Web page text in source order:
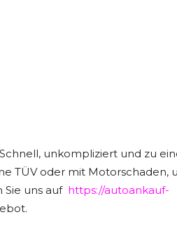
unkompliziert und zu
TÜV oder mit Motorschaden,
uns auf https://autoankauf-